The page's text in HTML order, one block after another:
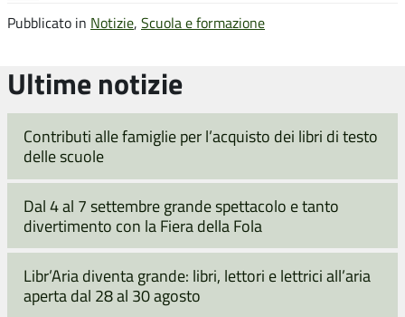
Pubblicato in Notizie, Scuola e formazione
Ultime notizie
Contributi alle famiglie per l’acquisto dei libri di testo
delle scuole
Dal 4 al 7 settembre grande spettacolo e tanto
divertimento con la Fiera della Fola
Libr’Aria diventa grande: libri, lettori e lettrici all’aria
aperta dal 28 al 30 agosto